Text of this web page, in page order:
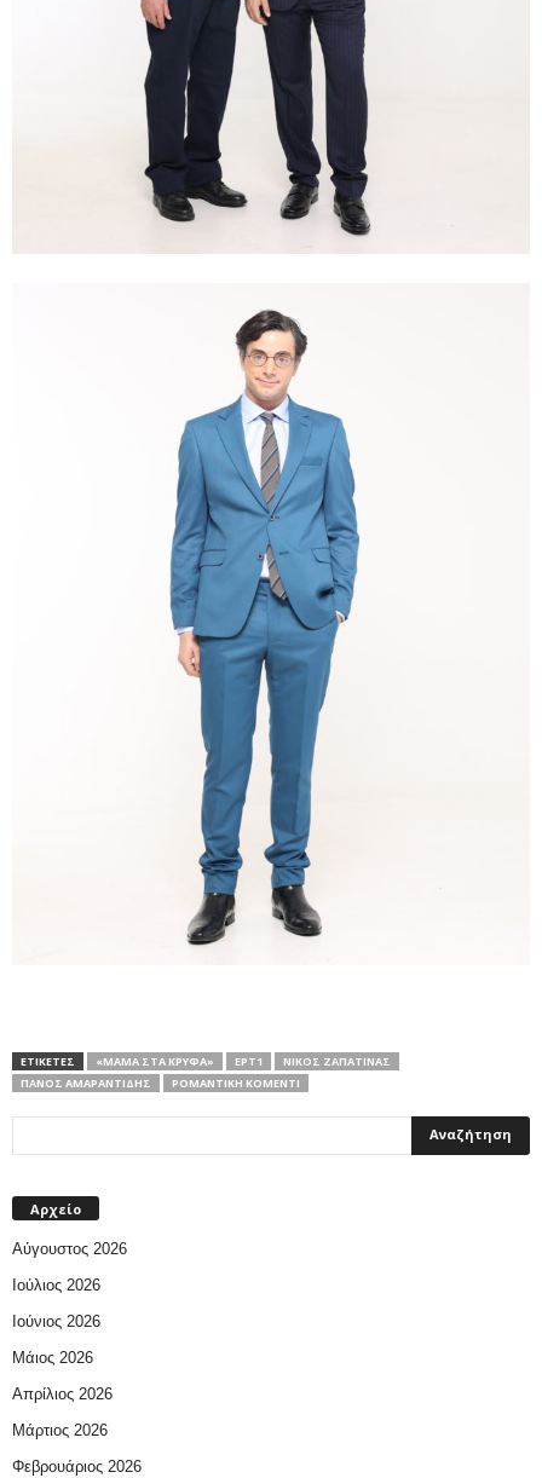
ΕΤΙΚΕΤΕΣ «ΜΑΜΆ ΣΤΑ ΚΡΥΦΆ» ΕΡΤ1
ΝΊΚΟΣ ΖΑΠΑΤΊΝΑΣ
ΠΆΝΟΣ ΑΜΑΡΑΝΤΊΔΗΣ
ΡΟΜΑΝΤΙΚΉ ΚΟΜΕΝΤΊ
Αρχείο
Αύγουστος 2026
Ιούλιος 2026
Ιούνιος 2026
Μάιος 2026
Απρίλιος 2026
Μάρτιος 2026
Φεβρουάριος 2026